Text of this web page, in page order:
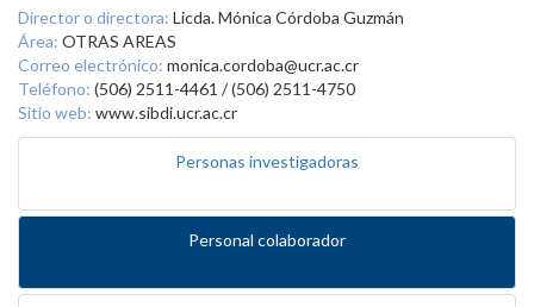
Director o directora: Licda. Mónica Córdoba Guzmán
Área: OTRAS AREAS
Correo electrónico: monica.cordoba@ucr.ac.cr
Teléfono: (506) 2511-4461 / (506) 2511-4750
Sitio web: www.sibdi.ucr.ac.cr
Personas investigadoras
Personal colaborador